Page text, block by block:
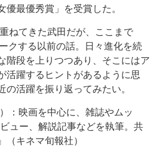
優最優秀賞」を受賞した。
ねてきた武田だが、ここまで
クする以前の話。日々進化を続
階段を上りつつあり、そこにはア
活躍するヒントがあるように思
の活躍を振り返ってみたい。
：映画を中心に、雑誌やムッ
ュー、解説記事などを執筆。共
（キネマ旬報社）